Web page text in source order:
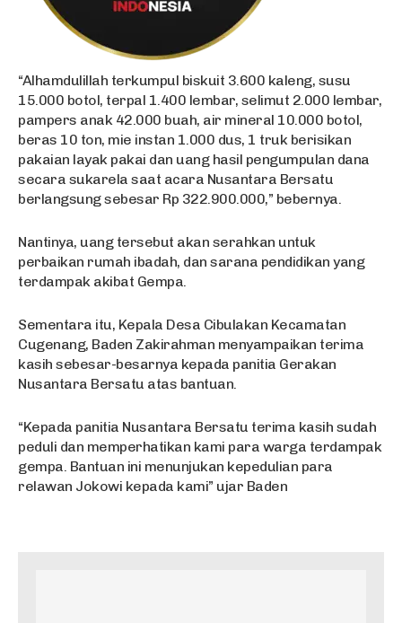
“Alhamdulillah terkumpul biskuit 3.600 kaleng, susu
15.000 botol, terpal 1.400 lembar, selimut 2.000 lembar,
pampers anak 42.000 buah, air mineral 10.000 botol,
beras 10 ton, mie instan 1.000 dus, 1 truk berisikan
pakaian layak pakai dan uang hasil pengumpulan dana
secara sukarela saat acara Nusantara Bersatu
berlangsung sebesar Rp 322.900.000,” bebernya.
Nantinya, uang tersebut akan serahkan untuk
perbaikan rumah ibadah, dan sarana pendidikan yang
terdampak akibat Gempa.
Sementara itu, Kepala Desa Cibulakan Kecamatan
Cugenang, Baden Zakirahman menyampaikan terima
kasih sebesar-besarnya kepada panitia Gerakan
Nusantara Bersatu atas bantuan.
“Kepada panitia Nusantara Bersatu terima kasih sudah
peduli dan memperhatikan kami para warga terdampak
gempa. Bantuan ini menunjukan kepedulian para
relawan Jokowi kepada kami” ujar Baden